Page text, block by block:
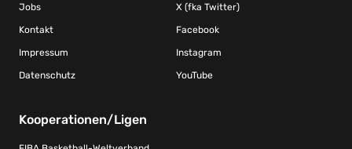
Jobs
Kontakt
Impressum
Datenschutz
X (fka Twitter)
Facebook
Instagram
YouTube
Kooperationen/Ligen